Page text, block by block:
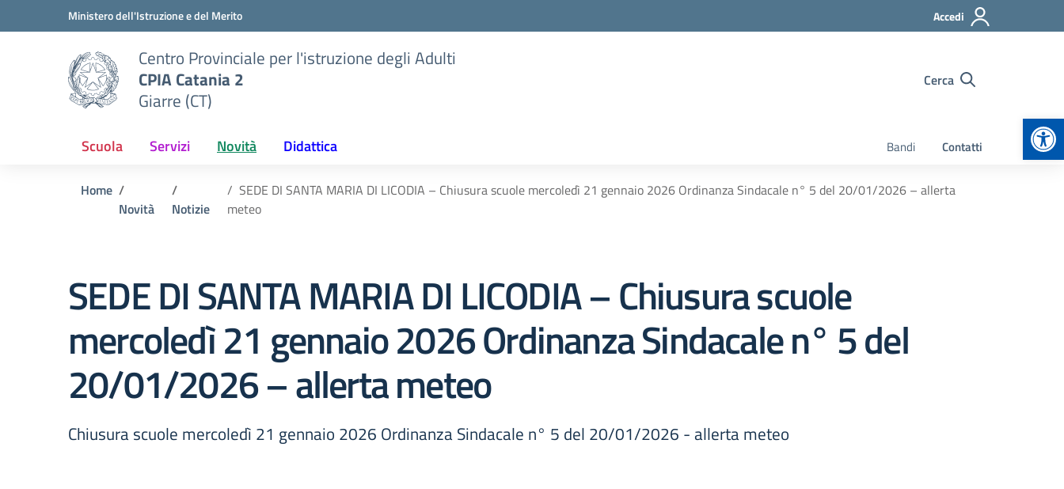
Vai ai contenuti
Vai al menu di navigazioneMinistero dell'Istruzione e del Merito Accedi
Centro Provinciale per l'istruzione degli Adulti
CPIA Catania 2
Giarre (CT)
Cerca
Scuola Servizi Novità Didattica Bandi Contatti
Home
Novità
Notizie
SEDE DI SANTA MARIA DI LICODIA – Chiusura scuole mercoledì 21 gennaio 2026 Ordinanza Sindacale n° 5 del 20/01/2026 – allerta
meteo
SEDE DI SANTA MARIA DI LICODIA – Chiusura scuole
mercoledì 21 gennaio 2026 Ordinanza Sindacale n° 5 del
20/01/2026 – allerta meteo
Chiusura scuole mercoledì 21 gennaio 2026 Ordinanza Sindacale n° 5 del 20/01/2026 - allerta meteo